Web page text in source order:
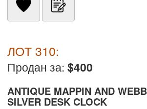
ЛОТ 310:
Продан за: $400
ANTIQUE MAPPIN AND
SILVER DESK CLOCK